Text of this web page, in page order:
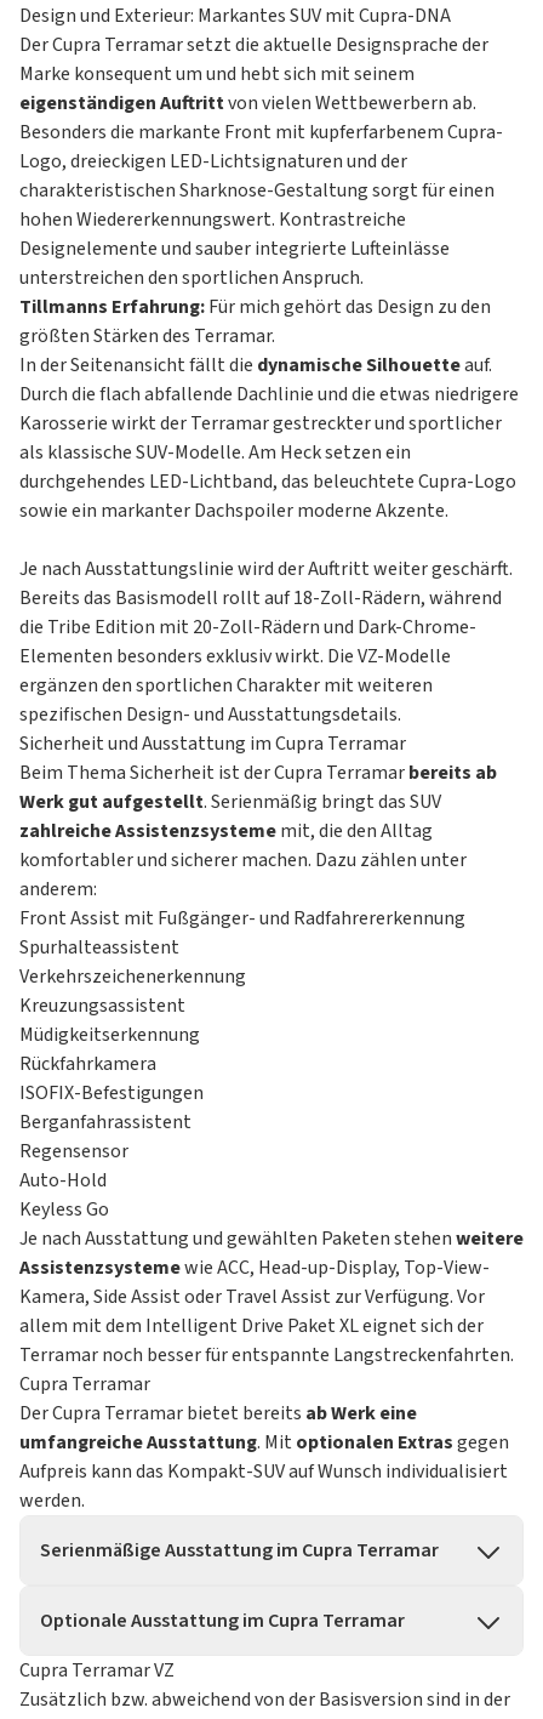
Design und Exterieur: Markantes SUV mit Cupra-DNA
Der Cupra Terramar setzt die aktuelle Designsprache der
Marke konsequent um und hebt sich mit seinem
eigenständigen Auftrittvon vielen Wettbewerbern ab.
Besonders die markante Front mit kupferfarbenem Cupra-
Logo, dreieckigen LED-Lichtsignaturen und der
charakteristischen Sharknose-Gestaltung sorgt für einen
hohen Wiedererkennungswert. Kontrastreiche
Designelemente und sauber integrierte Lufteinlässe
unterstreichen den sportlichen Anspruch.
Tillmanns Erfahrung:Für mich gehört das Design zu den
größten Stärken des Terramar.
In der Seitenansicht fällt die dynamische Silhouetteauf.
Durch die flach abfallende Dachlinie und die etwas niedrigere
Karosserie wirkt der Terramar gestreckter und sportlicher
als klassische SUV-Modelle. Am Heck setzen ein
durchgehendes LED-Lichtband, das beleuchtete Cupra-Logo
sowie ein markanter Dachspoiler moderne Akzente.
Je nach Ausstattungslinie wird der Auftritt weiter geschärft.
Bereits das Basismodell rollt auf 18-Zoll-Rädern, während
die Tribe Edition mit 20-Zoll-Rädern und Dark-Chrome-
Elementen besonders exklusiv wirkt. Die VZ-Modelle
ergänzen den sportlichen Charakter mit weiteren
spezifischen Design- und Ausstattungsdetails.
Sicherheit und Ausstattung im Cupra Terramar
Beim Thema Sicherheit ist der Cupra Terramarbereits ab
Werk gut aufgestellt. Serienmäßig bringt das SUV
zahlreiche Assistenzsystememit, die den Alltag
komfortabler und sicherer machen. Dazu zählen unter
anderem:
Front Assist mit Fußgänger- und Radfahrererkennung
Spurhalteassistent
Verkehrszeichenerkennung
Kreuzungsassistent
Müdigkeitserkennung
Rückfahrkamera
ISOFIX-Befestigungen
Berganfahrassistent
Regensensor
Auto-Hold
Keyless Go
Je nach Ausstattung und gewählten Paketen stehenweitere
Assistenzsystemewie ACC, Head-up-Display, Top-View-
Kamera, Side Assist oder Travel Assist zur Verfügung. Vor
allem mit dem Intelligent Drive Paket XL eignet sich der
Terramar noch besser für entspannte Langstreckenfahrten.
Cupra Terramar
Der Cupra Terramar bietet bereits ab Werk eine
umfangreiche Ausstattung. Mit optionalen Extrasgegen
Aufpreis kann das Kompakt-SUV auf Wunsch individualisiert
werden.
Serienmäßige Ausstattung im Cupra Terramar
Dachreling in Schwarz
Wärmeschutzverglasung
18 Zoll Leichtmetallräder “Atomic Dark” 8 J x 18, Reifen
Optionale Ausstattung im Cupra Terramar
Außenspiegel elektrisch einstell-, anklapp- und
beheizbar mit Memory-Funktion
Cupra Terramar VZ
Zusätzlich bzw. abweichend von der Basisversion sind in der